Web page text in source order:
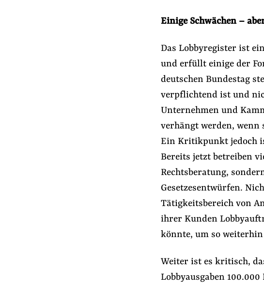
Einige Schwächen –
Das Lobbyregister ist
und erfüllt einige der
deutschen Bundestag
verpflichtend ist und
Unternehmen und
verhängt werden, wenn
Ein Kritikpunkt jedoch
Bereits jetzt betreiben
Rechtsberatung,
Gesetzesentwürfen.
Tätigkeitsbereich von
ihrer Kunden
könnte, um so
Weiter ist es kritisch,
Lobbyausgaben